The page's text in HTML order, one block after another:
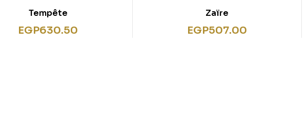
Tempête
EGP630.50
Zaïre
EGP507.00